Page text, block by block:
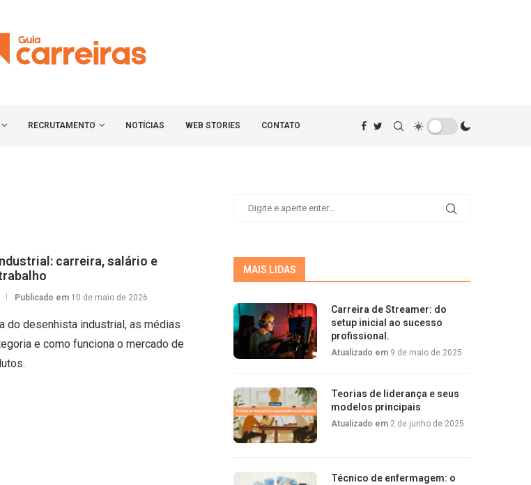
RECRUTAMENTO NOTÍCIAS WEB STORIES CONTATO
carreira, salário e
Publicado em 10 de maio de 2026
do desenhista industrial, as médias
e como funciona o mercado de
MAIS LIDAS
Carreira de Streamer: do
setup inicial ao sucesso
profissional.
Atualizado em 9 de maio de 2025
Teorias de liderança e seus
modelos principais
Atualizado em 2 de junho de 2025
Técnico de enfermagem: o